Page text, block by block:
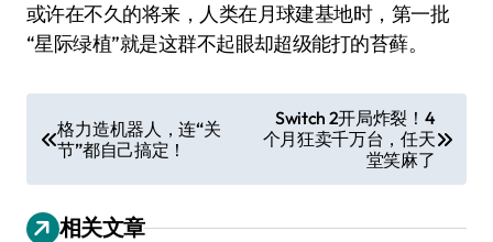
或许在不久的将来，人类在月球建基地时，第一批
“星际绿植”就是这群不起眼却超级能打的苔藓。
章
导
航
格力造机器人，连“关
节”都自己搞定！
Switch 2开局炸裂！4
个月狂卖千万台，任天
堂笑麻了
相关文章